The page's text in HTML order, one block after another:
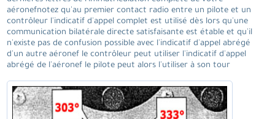
aéronefnotez qu'au premier contact radio entre un pilote et un
contrôleur l'indicatif d'appel complet est utilisé dès lors qu'une
communication bilatérale directe satisfaisante est étable et qu'il
n'existe pas de confusion possible avec l'indicatif d'appel abrégé
d'un autre aéronef le contrôleur peut utiliser l'indicatif d'appel
abrégé de l'aéronef le pilote peut alors l'utiliser à son tour